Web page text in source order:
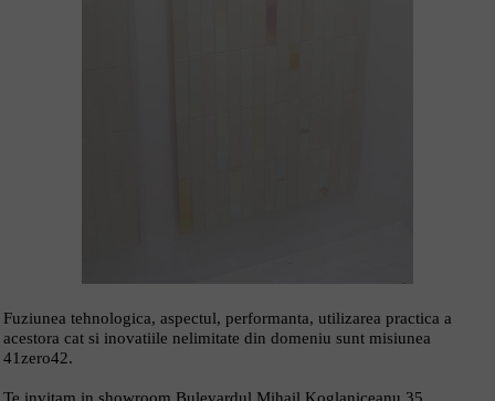
Fuziunea tehnologica, aspectul, performanta, utilizarea practica a
acestora cat si inovatiile nelimitate din domeniu sunt misiunea
41zero42.